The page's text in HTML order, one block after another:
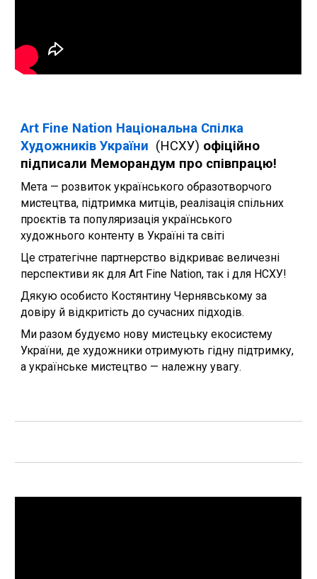
Art Fine Nation Національна Спілка
Художників України (НСХУ) офіційно
підписали Меморандум про співпрацю!
Мета — розвиток українського образотворчого
мистецтва, підтримка митців, реалізація спільних
проєктів та популяризація українського
художнього контенту в Україні та світі
Це стратегічне партнерство відкриває величезні
перспективи як для Art Fine Nation, так і для НСХУ!
Дякую особисто Костянтину Чернявському за
довіру й відкритість до сучасних підходів.
Ми разом будуємо нову мистецьку екосистему
України, де художники отримують гідну підтримку,
а українське мистецтво — належну увагу.